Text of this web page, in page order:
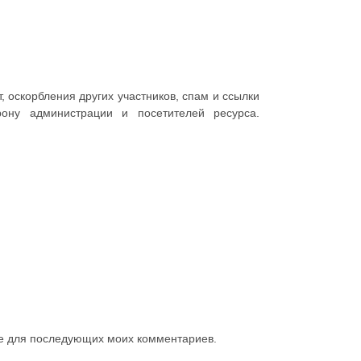
других участников, спам и ссылки
администрации и посетителей ресурса.
для последующих моих комментариев.